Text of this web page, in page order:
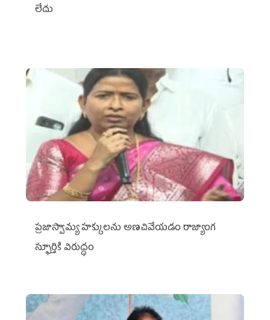
లేదు
ప్రజాస్వామ్య హక్కులను అణచివేయడం రాజ్యాంగ
స్ఫూర్తికి విరుద్ధం